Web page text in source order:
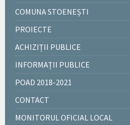
COMUNA STOENEȘTI
PROIECTE
ACHIZIȚII PUBLICE
INFORMAȚII PUBLICE
POAD 2018-2021
CONTACT
MONITORUL OFICIAL LOCAL